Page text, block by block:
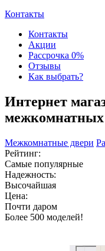
Контакты
Контакты
Акции
Рассрочка 0%
Отзывы
Как выбрать?
Интернет
межкомнатных
Межкомнатные двери
Рейтинг:
Самые популярные
Надежность:
Высочайшая
Цена:
Почти даром
Более 500 моделей!